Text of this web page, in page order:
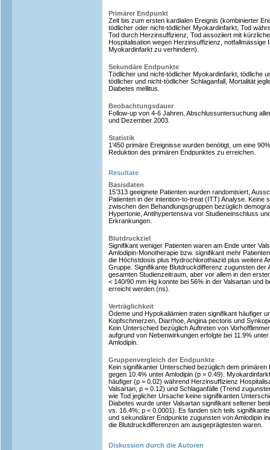
Primärer Endpunkt
Zeit bis zum ersten kardialen Ereignis (kombinierter
tödlicher oder nicht-tödlicher Myokardinfarkt, Tod
Tod durch Herzinsuffizienz, Tod assoziiert mit
Hospitalisation wegen Herzinsuffizienz, notfallmässige
Myokardinfarkt zu verhindern).
Sekundäre Endpunkte
Tödlicher und nicht-tödlicher Myokardinfarkt, tödliche
tödlicher und nicht-tödlicher Schlaganfall, Mortalität
Diabetes mellitus.
Beobachtungsdauer
Follow-up von 4-6 Jahren, Abschlussuntersuchung
und Dezember 2003.
Statistik
1’450 primäre Ereignisse wurden benötigt, um eine
Reduktion des primären Endpunktes zu erreichen.
Resultate
Basisdaten
15’313 geeignete Patienten wurden randomisiert,
Patienten in der intention-to-treat (ITT) Analyse. Keine
zwischen den Behandlungsgruppen bezüglich
Hypertonie, Antihypertensiva vor Studieneinschluss
Erkrankungen.
Blutdruckziel
Signifikant weniger Patienten waren am Ende unter
Amlodipin-Monotherapie bzw. signifikant mehr
die Höchstdosis plus Hydrochlorothiazid plus weitere
Gruppe. Signifikante Blutdruckdifferenz zugunsten der
gesamten Studienzeitraum, aber vor allem in den
< 140/90 mm Hg konnte bei 56% in der Valsartan und
erreicht werden (ns).
Verträglichkeit
Ödeme und Hypokaliämien traten signifikant häufiger
Kopfschmerzen, Diarrhoe, Angina pectoris und
Kein Unterschied bezüglich Auftreten von
aufgrund von Nebenwirkungen erfolgte bei 11.9%
Amlodipin.
Gruppenvergleich der Endpunkte
Kein signifikanter Unterschied bezüglich dem
gegen 10.4% unter Amlodipin (p = 0.49).
häufiger (p = 0.02) während Herzinsuffizienz
Valsartan, p = 0.12) und Schlaganfälle (Trend
wie Tod jeglicher Ursache keine signifikanten
Diabetes wurde unter Valsartan signifikant seltener
vs. 16.4%; p < 0.0001). Es fanden sich teils
und sekundärer Endpunkte zugunsten von Amlodipin
die Blutdruckdifferenzen am ausgeprägtesten waren.
Diskussion durch die Autoren